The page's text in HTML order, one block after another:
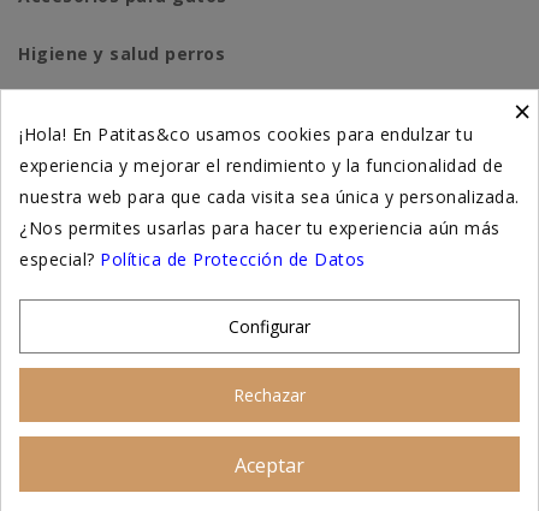
Higiene y salud perros
Suplementación natural
Otros
×
¡Hola! En Patitas&co usamos cookies para endulzar tu
experiencia y mejorar el rendimiento y la funcionalidad de
nuestra web para que cada visita sea única y personalizada.
¿Nos permites usarlas para hacer tu experiencia aún más
especial? Política de Protección de Datos
Configurar
Rechazar
Aceptar